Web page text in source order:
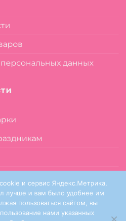
данных
и сервис Яндекс.Метрика,
лучше и вам было удобнее им
пользоваться сайтом, вы
нами указанных